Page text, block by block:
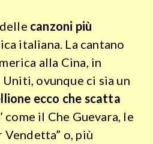
canzoni più
italiana. La cantano
alla Cina, in
ovunque ci sia un
ecco che scatta
come il Che Guevara, le
Vendetta” o, più